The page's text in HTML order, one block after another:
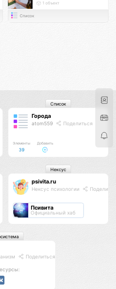
1 объект
Список
Города
atom559 Поделиться
Элементы
39
Добавить
Список
psivita.ru
Нексус психологии
Псивита
Официальный хаб
Нексус
Поделиться